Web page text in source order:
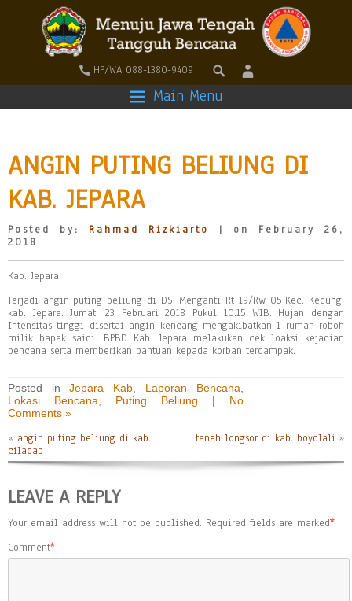
HP/WA 088-1380-9409
Main Menu
ANGIN PUTING BELIUNG DI
KAB. JEPARA
Posted by: Rahmad Rizkiarto
| on February 26,
2018
Kab. Jepara
Terjadi angin puting beliung di DS. Menganti Rt 19/Rw 05 Kec. Kedung,
kab. Jepara. Jumat, 23 Februari 2018 Pukul 10.15 WIB. Hujan dengan
Intensitas tinggi disertai angin kencang mengakibatkan 1 rumah roboh
milik bapak saidi. BPBD Kab. Jepara melakukan cek loaksi kejadian
bencana serta memberikan bantuan kepada korban terdampak.
Posted inJepara Kab Laporan Bencana
Lokasi Bencana
Puting Beliung | No
Comments »
« angin puting beliung di kab.
cilacap
tanah longsor di kab. boyolali »
LEAVE A REPLY
Your email address will not be published. Required fields are marked*
Comment*